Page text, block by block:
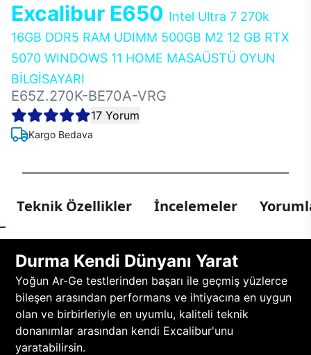
Excalibur E650 Intel Ultra 7 270k
16GB DDR5 RAM UDIMM 500GB M2 12 GB RTX
5070 WINDOWS 11 HOME MASAÜSTÜ OYUN
BİLGİSAYARI
E65Z.270K-BE70A-VRG
17 Yorum
Kargo Bedava
Teknik Özellikler İncelemeler
Durma Kendi Dünyanı Yarat
Yoğun Ar-Ge testlerinden başarı ile geçmiş yüzlerce
bileşen arasından performans ve ihtiyacına en uygun
olan ve birbirleriyle en uyumlu, kaliteli teknik
donanımlar arasından kendi Excalibur'unu
yaratabilirsin.